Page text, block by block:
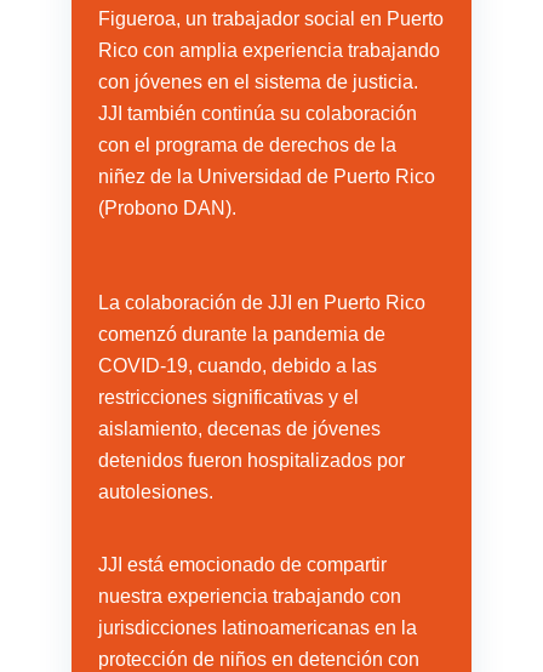
Figueroa, un trabajador social en Puerto
Rico con amplia experiencia trabajando
con jóvenes en el sistema de justicia.
JJI también continúa su colaboración
con el programa de derechos de la
niñez de la Universidad de Puerto Rico
(Probono DAN).
La colaboración de JJI en Puerto Rico
comenzó durante la pandemia de
COVID-19, cuando, debido a las
restricciones significativas y el
aislamiento, decenas de jóvenes
detenidos fueron hospitalizados por
autolesiones.
JJI está emocionado de compartir
nuestra experiencia trabajando con
jurisdicciones latinoamericanas en la
protección de niños en detención con